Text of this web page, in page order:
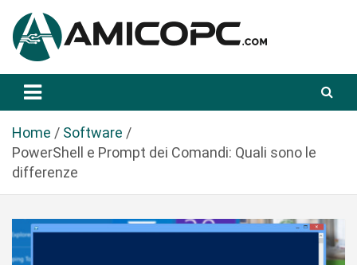
a
Amicopc.com
Home
Software
PowerShell e Prompt dei Comandi: Quali sono le
differenze